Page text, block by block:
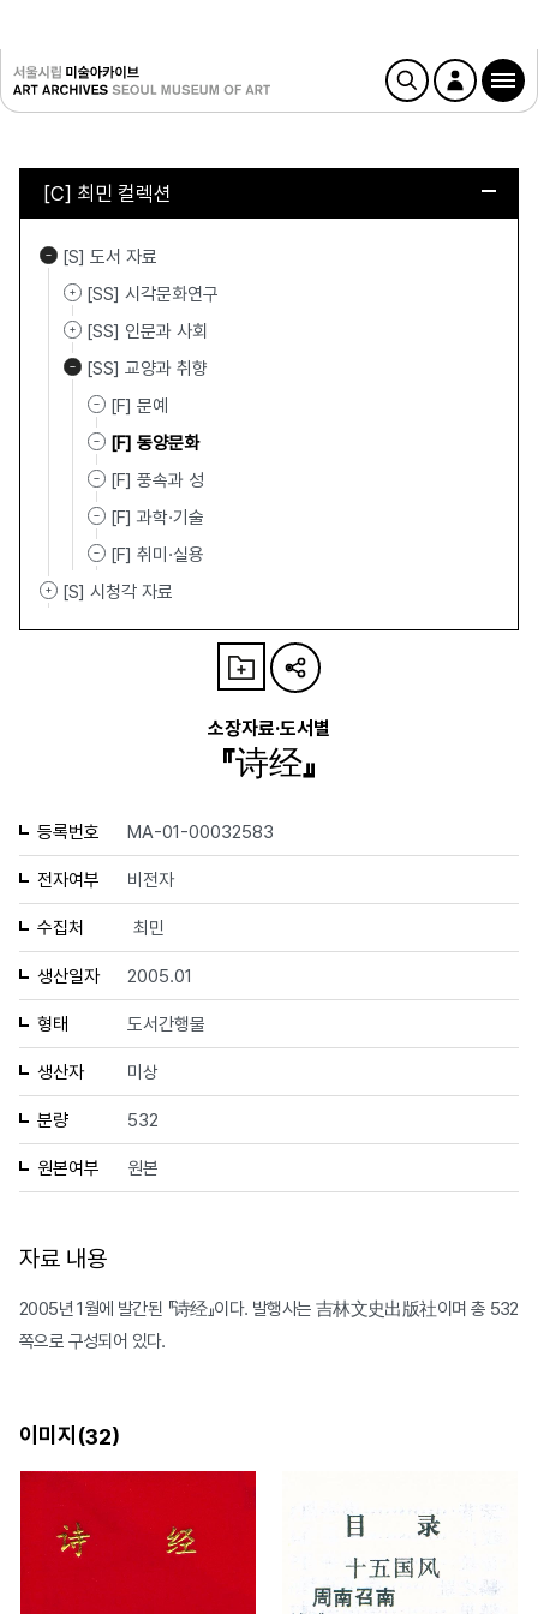
[C] 최민 컬렉션
[S] 도서 자료
[SS] 시각문화연구
[SS] 인문과 사회
[SS] 교양과 취향
[F] 문예
[F] 동양문화
[F] 풍속과 성
[F] 과학·기술
[F] 취미·실용
[S] 시청각 자료
소장자료·도서별
『诗经』
등록번호 MA-01-00032583
전자여부 비전자
수집처 최민
생산일자 2005.01
형태 도서간행물
생산자 미상
분량 532
원본여부 원본
자료 내용
2005년 1월에 발간된 『诗经』이다. 발행사는 吉林文史出版社이며 총 532
쪽으로 구성되어 있다.
이미지(32)